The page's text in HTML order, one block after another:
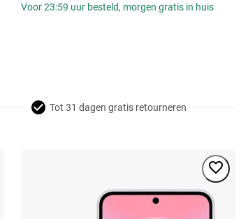
Voor 23:59 uur besteld, morgen gratis in huis
Tot 31 dagen gratis retourneren